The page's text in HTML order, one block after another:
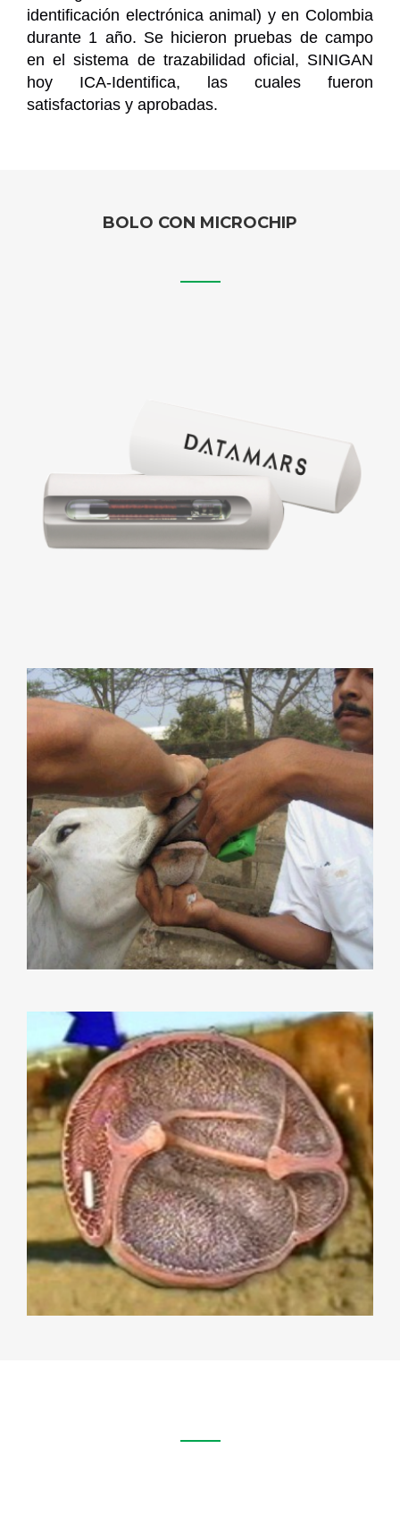
identificación electrónica animal) y en Colombia
durante 1 año. Se hicieron pruebas de campo
en el sistema de trazabilidad oficial, SINIGAN
hoy ICA-Identifica, las cuales fueron
satisfactorias y aprobadas.
BOLO CON MICROCHIP